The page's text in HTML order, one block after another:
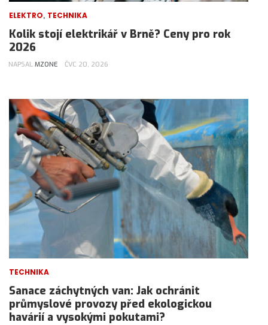
ELEKTRO, TECHNIKA
Kolik stojí elektrikář v Brně? Ceny pro rok
2026
NAPSAL MZONE ČVC 20, 2026
TECHNIKA
Sanace záchytných van: Jak ochránit
průmyslové provozy před ekologickou
havárií a vysokými pokutami?